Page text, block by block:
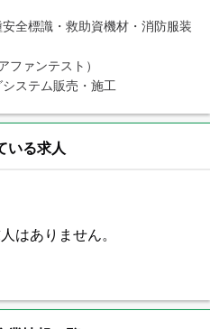
全標識・救助資機材・消防服装
ファンテスト）
ステム販売・施工
いる求人
はありません。